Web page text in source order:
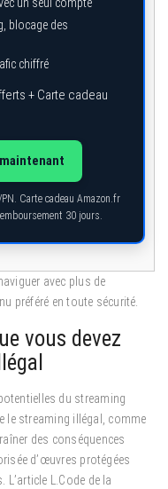
blocage des
chiffré
+ Carte cadeau
Carte cadeau Amazon.fr
30 jours.
avec plus de
préféré en toute sécurité.
vous devez
du streaming
le streaming illégal, comme
des conséquences
d’œuvres protégées
L.Code de la